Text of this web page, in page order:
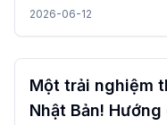
và dòng chảy tự nhiên
2026-06-12
Một trải nghiệm
Nhật Bản!